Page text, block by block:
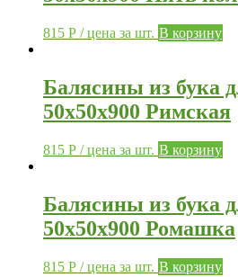
815 Р / цена за шт. В корзину
Балясины из бука
50х50х900 Римская
815 Р / цена за шт. В корзину
Балясины из бука
50х50х900 Ромашка
815 Р / цена за шт. В корзину